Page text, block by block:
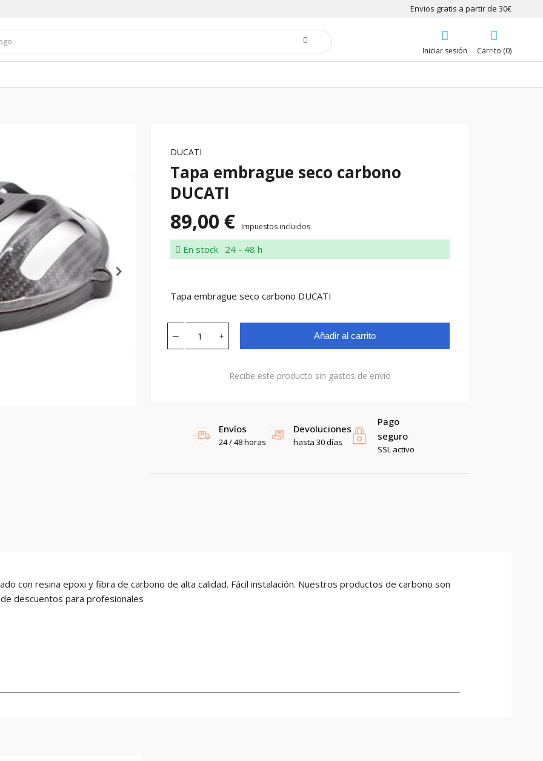
Envios gratis a partir de 30€
Iniciar sesión Carrito (0)
DUCATI
Tapa embrague seco carbono
DUCATI
89,00 € Impuestos incluidos
En stock 24 - 48 h
Tapa embrague seco carbono DUCATI
Añadir al carrito
Recibe este producto sin gastos de envío
Envíos
24 / 48 horas
Devoluciones
hasta 30 días
Pago
seguro
SSL activo
con resina epoxi y fibra de carbono de alta calidad. Fácil instalación. Nuestros productos de carbono son
descuentos para profesionales